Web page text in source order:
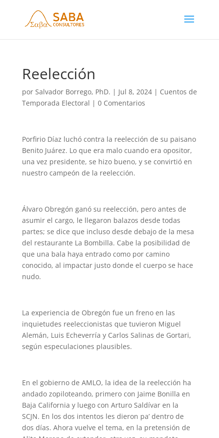
Reelección
por Salvador Borrego, PhD. | Jul 8, 2024| Cuentos de
Temporada Electoral | 0 Comentarios
Porfirio Díaz luchó contra la reelección de su paisano
Benito Juárez. Lo que era malo cuando era opositor,
una vez presidente, se hizo bueno, y se convirtió en
nuestro campeón de la reelección.
Álvaro Obregón ganó su reelección, pero antes de
asumir el cargo, le llegaron balazos desde todas
partes; se dice que incluso desde debajo de la mesa
del restaurante La Bombilla. Cabe la posibilidad de
que una bala haya entrado como por camino
conocido, al impactar justo donde el cuerpo se hace
nudo.
La experiencia de Obregón fue un freno en las
inquietudes reeleccionistas que tuvieron Miguel
Alemán, Luis Echeverría y Carlos Salinas de Gortari,
según especulaciones plausibles.
En el gobierno de AMLO, la idea de la reelección ha
andado zopiloteando, primero con Jaime Bonilla en
Baja California y luego con Arturo Saldívar en la
SCJN. En los dos intentos les dieron pa’ dentro de
dos días. Ahora vuelve el tema, en la pretensión de